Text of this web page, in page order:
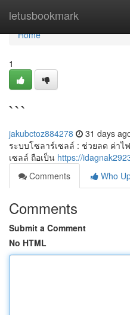
letusbookmark
Home
Home
1
```
jakubctoz884278 31 days
ระบบโซลาร์เซลล์ : ช่วยลด ค่าไ
เซลล์ ถือเป็น https://
Comments
Who
Comments
Submit a Comment
No HTML